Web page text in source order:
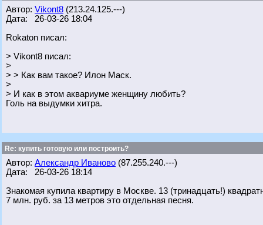
Автор: Vikont8 (213.24.125.---)
Дата: 26-03-26 18:04
Rokaton писал:
> Vikont8 писал:
>
> > Как вам такое? Илон Маск.
>
> И как в этом аквариуме женщину любить?
Голь на выдумки хитра.
Re: купить готовую или построить?
Автор: Александр Иваново (87.255.240.---)
Дата: 26-03-26 18:14
Знакомая купила квартиру в Москве. 13 (тринадцать!)
7 млн. руб. за 13 метров это отдельная песня.